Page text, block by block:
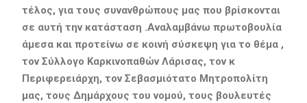
τέλος, για τους συνανθρώπους μας που βρίσκονται
σε αυτή την κατάσταση .Αναλαμβάνω πρωτοβουλία
άμεσα και προτείνω σε κοινή σύσκεψη για το θέμα ,
τον Σύλλογο Καρκινοπαθών Λάρισας, τον κ
Περιφερειάρχη, τον Σεβασμιότατο Μητροπολίτη
μας, τους Δημάρχους του νομού, τους βουλευτές